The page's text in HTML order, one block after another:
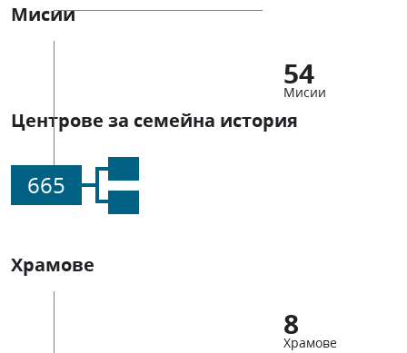
Мисии
54
Мисии
Центрове за семейна история
665
Храмове
8
Храмове